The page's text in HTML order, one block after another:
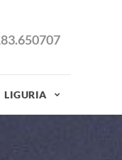
LIGURIA